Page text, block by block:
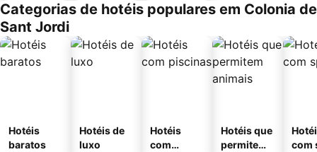
Categorias de hotéis populares em Colonia de
Sant Jordi
Hotéis
baratos
Hotéis de
luxo
Hotéis
com
Hotéis que
permitem
com